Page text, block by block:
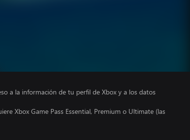
a la información de tu perfil de Xbox y a los datos
Xbox Game Pass Essential, Premium o Ultimate (las